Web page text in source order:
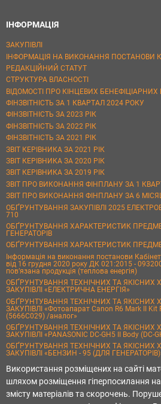
ІНФОРМАЦІЯ
ЗАКУПІВЛІ
ІНФОРМАЦІЯ НА ВИКОНАННЯ ПОСТАНОВИ
РЕДАКЦІЙНИЙ СТАТУТ
СТРУКТУРА ВЛАСНОСТІ
ВІДОМОСТІ ПРО КІНЦЕВИХ БЕНЕФІЦІАРНИХ
ФІНЗВІТНІСТЬ ЗА 1 КВАРТАЛ 2024 РОКУ
ФІНЗВІТНІСТЬ ЗА 2023 РІК
ФІНЗВІТНІСТЬ ЗА 2022 РІК
ФІНЗВІТНІСТЬ ЗА 2021 РІК
ЗВІТ КЕРІВНИКА ЗА 2021 РІК
ЗВІТ КЕРІВНИКА ЗА 2020 РІК
ЗВІТ КЕРІВНИКА ЗА 2019 РІК
ЗВІТ ПРО ВИКОНАННЯ ФІНПЛАНУ ЗА 1
ЗВІТ ПРО ВИКОНАННЯ ФІНПЛАНУ ЗА 6
ОБҐРУНТУВАННЯ ЗАКУПІВЛІ 2025
710
ОБҐРУНТУВАННЯ ХАРАКТЕРИСТИК
ГЕНЕРАТОРІВ
ОБҐРУНТУВАННЯ ХАРАКТЕРИСТИК
Інформація на виконання постанови
від 16 грудня 2020 року ДК 021:2015 -
пов’язана продукція (теплова енергія)
ОБҐРУНТУВАННЯ ТЕХНІЧНИХ ТА ЯКІСНИХ
ЗАКУПІВЛІ «ЕЛЕКТРИЧНА ЕНЕРГІЯ»
ОБҐРУНТУВАННЯ ТЕХНІЧНИХ ТА ЯКІСНИХ
ЗАКУПІВЛІ «Фотоапарат Canon R6 Mark II Kit
(5666C029) /аналог»
ОБҐРУНТУВАННЯ ТЕХНІЧНИХ ТА ЯКІСНИХ
ЗАКУПІВЛІ «PANASONIC DC-GH5 II Body (DC-
ОБҐРУНТУВАННЯ ТЕХНІЧНИХ ТА ЯКІСНИХ
ЗАКУПІВЛІ «БЕНЗИН - 95 (ДЛЯ
Використання розміщених на сайті
шляхом розміщення гіперпосилання
змісту матеріалів та скорочень.